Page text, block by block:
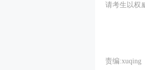
请考生以权
责编:xuqing